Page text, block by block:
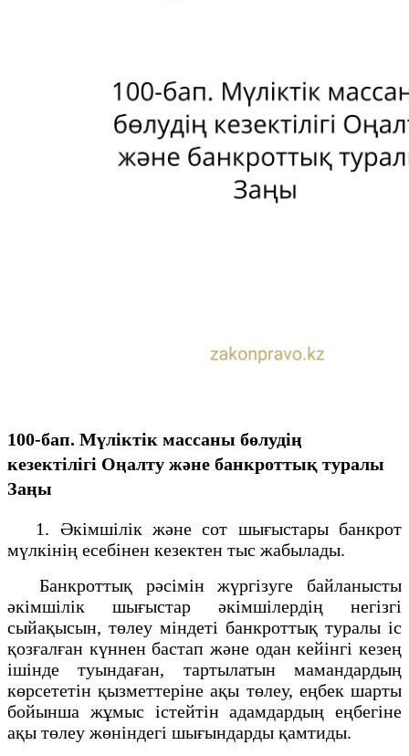
100-бап. Мүліктік массаны бөлудің
кезектілігі Оңалту және банкроттық туралы
Заңы
1. Әкiмшiлiк және сот шығыстары банкрот
мүлкiнің есебiнен кезектен тыс жабылады.
Банкроттық рәсімін жүргізуге байланысты
әкiмшiлiк шығыстар әкімшілердің негізгі
сыйақысын, төлеу міндеті банкроттық туралы іс
қозғалған күннен бастап және одан кейінгі кезең
ішінде туындаған, тартылатын мамандардың
көрсететін қызметтеріне ақы төлеу, еңбек шарты
бойынша жұмыс істейтін адамдардың еңбегіне
ақы төлеу жөніндегі шығындарды қамтиды.